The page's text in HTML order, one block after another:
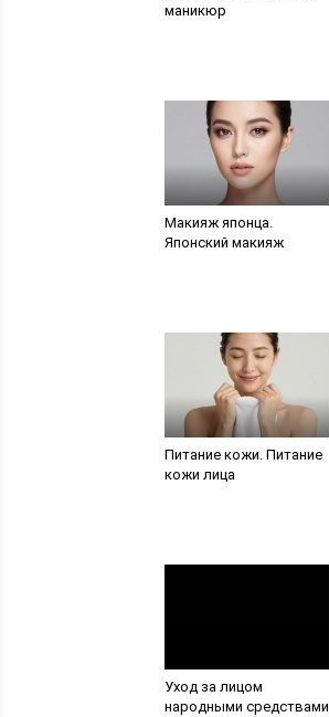
маникюр
Макияж японца.
Японский макияж
Питание кожи. Питание
кожи лица
Уход за лицом
народными средствами